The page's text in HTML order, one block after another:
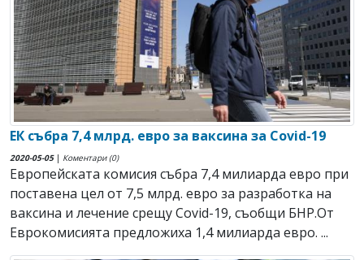
ЕК събра 7,4 млрд. евро за ваксина за Covid-19
2020-05-05| Коментари (0)
Европейската комисия събра 7,4 милиарда евро при
поставена цел от 7,5 млрд. евро за разработка на
ваксина и лечение срещу Covid-19, съобщи БНР.От
Еврокомисията предложиха 1,4 милиарда евро. ...